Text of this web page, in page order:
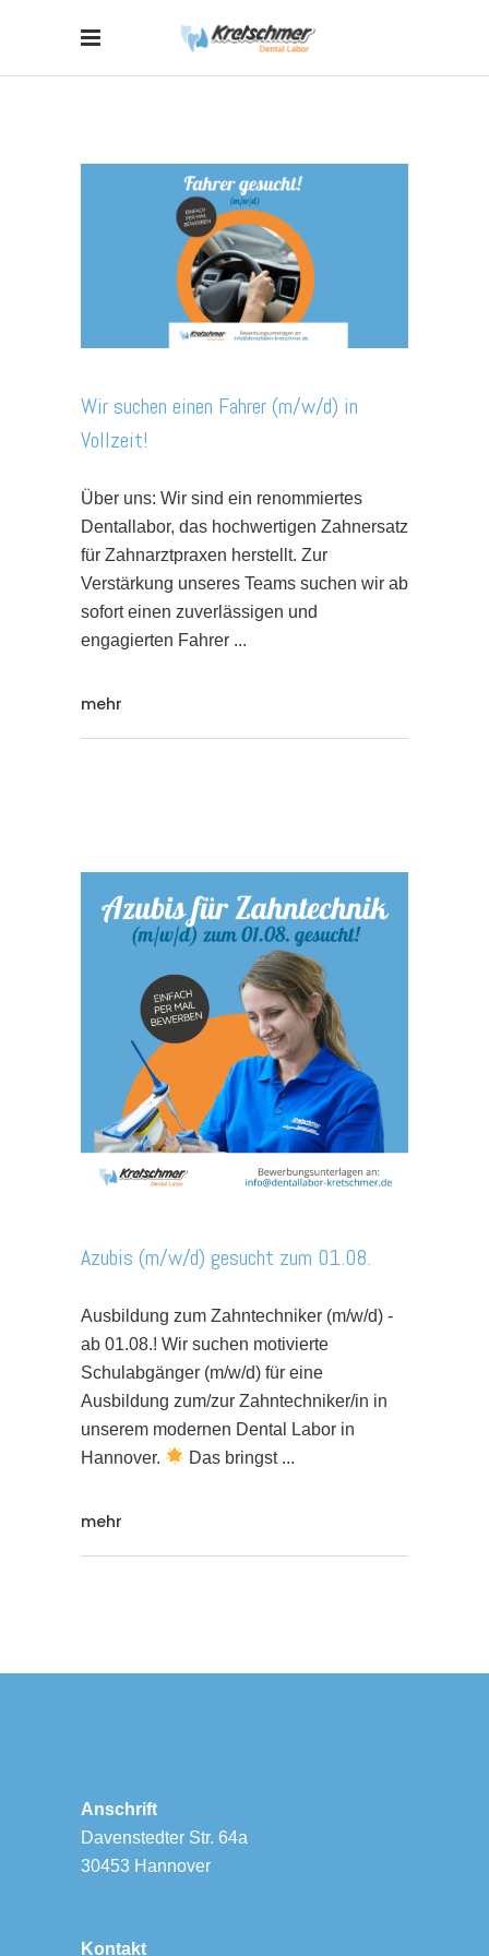
Wir suchen einen Fahrer (m/w/d) in
Vollzeit!
Über uns: Wir sind ein renommiertes
Dentallabor, das hochwertigen Zahnersatz
für Zahnarztpraxen herstellt. Zur
Verstärkung unseres Teams suchen wir ab
sofort einen zuverlässigen und
engagierten Fahrer
mehr
Azubis (m/w/d) gesucht zum 01.08.
Ausbildung zum Zahntechniker (m/w/d) -
ab 01.08.! Wir suchen motivierte
Schulabgänger (m/w/d) für eine
Ausbildung zum/zur Zahntechniker/in in
unserem modernen Dental Labor in
Hannover.
Das bringst
mehr
Anschrift
Davenstedter Str. 64a
30453 Hannover
Kontakt